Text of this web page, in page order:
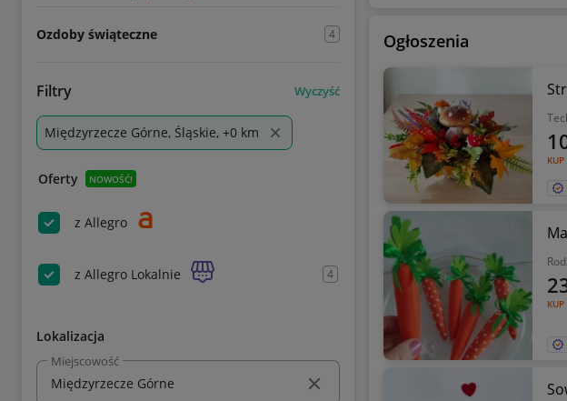
Ozdoby świąteczne 4
Filtry Wyczyść
Międzyrzecze Górne, Śląskie, +0 km
Oferty NOWOŚĆ!
z Allegro
z Allegro Lokalnie 4
Lokalizacja
Miejscowość
Ogłoszenia